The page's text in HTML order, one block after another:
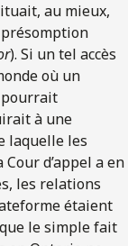
au mieux,
). Si un tel accès
où un
à une
laquelle les
d’appel a en
les relations
étaient
le simple fait